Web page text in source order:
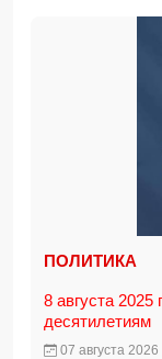
ПОЛИТИКА
8 августа 2025
десятилетиям
07 августа 2026